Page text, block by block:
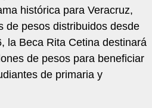
histórica para Veracruz,
de pesos distribuidos desde
la Beca Rita Cetina destinará
de pesos para beneficiar
de primaria y